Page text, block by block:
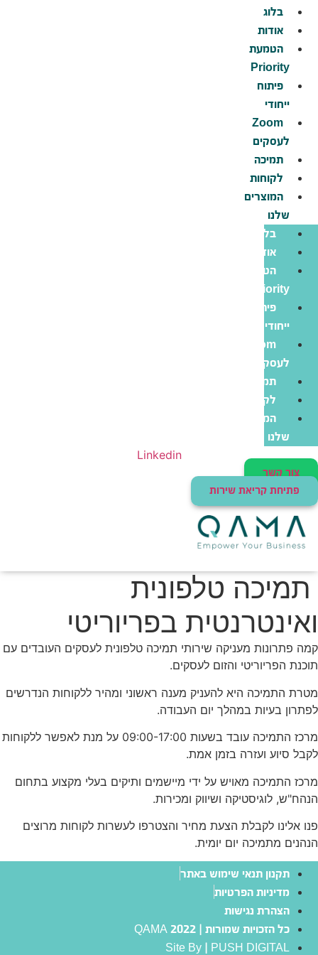
בלוג
אודות
הטמעת
Priority
פיתוח
ייחודי
Zoom
לעסקים
תמיכה
לקוחות
המוצרים
שלנו
בלוג
אודות
הטמעת
Priority
פיתוח
ייחודי
Zoom
לעסקים
תמיכה
לקוחות
המוצרים
שלנו
Linkedin
צור קשר
פתיחת קריאת שירות
תמיכה טלפונית
ואינטרנטית בפריוריטי
קמה פתרונות מעניקה שירותי תמיכה טלפונית לעסקים העובדים עם
תוכנת הפריוריטי והזום לעסקים.
מטרת התמיכה היא להעניק מענה ראשוני ומהיר ללקוחות הנדרשים
לפתרון בעיות במהלך יום העבודה.
מרכז התמיכה עובד בשעות 09:00-17:00 על מנת לאפשר ללקוחות
לקבל סיוע ועזרה בזמן אמת.
מרכז התמיכה מאויש על ידי מיישמים ותיקים בעלי מקצוע בתחום
הנהח"ש, לוגיסטיקה ושיווק ומכירות.
פנו אלינו לקבלת הצעת מחיר והצטרפו לעשרות לקוחות מרוצים
הנהנים מתמיכה יום יומית.
תקנון תנאי שימוש באתר
מדיניות הפרטיות
הצהרת נגישות
כל הזכויות שמורות | QAMA 2022
Site By | PUSH DIGITAL